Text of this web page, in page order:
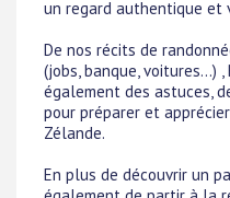
un regard authentique et
De nos récits de
(jobs, banque, voitures...)
également des astuces,
pour préparer et
Zélande.
En plus de découvrir un